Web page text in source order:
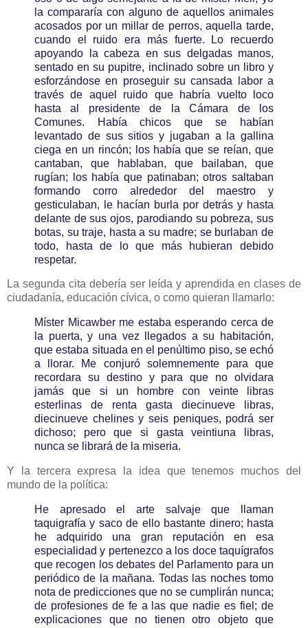
la compararía con alguno de aquellos animales
acosados por un millar de perros, aquella tarde,
cuando el ruido era más fuerte. Lo recuerdo
apoyando la cabeza en sus delgadas manos,
sentado en su pupitre, inclinado sobre un libro y
esforzándose en proseguir su cansada labor a
través de aquel ruido que habría vuelto loco
hasta al presidente de la Cámara de los
Comunes. Había chicos que se habían
levantado de sus sitios y jugaban a la gallina
ciega en un rincón; los había que se reían, que
cantaban, que hablaban, que bailaban, que
rugían; los había que patinaban; otros saltaban
formando corro alrededor del maestro y
gesticulaban, le hacían burla por detrás y hasta
delante de sus ojos, parodiando su pobreza, sus
botas, su traje, hasta a su madre; se burlaban de
todo, hasta de lo que más hubieran debido
respetar.
La segunda cita debería ser leída y aprendida en clases de
ciudadanía, educación cívica, o como quieran llamarlo:
Míster Micawber me estaba esperando cerca de
la puerta, y una vez llegados a su habitación,
que estaba situada en el penúltimo piso, se echó
a llorar. Me conjuró solemnemente para que
recordara su destino y para que no olvidara
jamás que si un hombre con veinte libras
esterlinas de renta gasta diecinueve libras,
diecinueve chelines y seis peniques, podrá ser
dichoso; pero que si gasta veintiuna libras,
nunca se librará de la miseria.
Y la tercera expresa la idea que tenemos muchos del
mundo de la política:
He apresado el arte salvaje que llaman
taquigrafía y saco de ello bastante dinero; hasta
he adquirido una gran reputación en esa
especialidad y pertenezco a los doce taquígrafos
que recogen los debates del Parlamento para un
periódico de la mañana. Todas las noches tomo
nota de predicciones que no se cumplirán nunca;
de profesiones de fe a las que nadie es fiel; de
explicaciones que no tienen otro objeto que